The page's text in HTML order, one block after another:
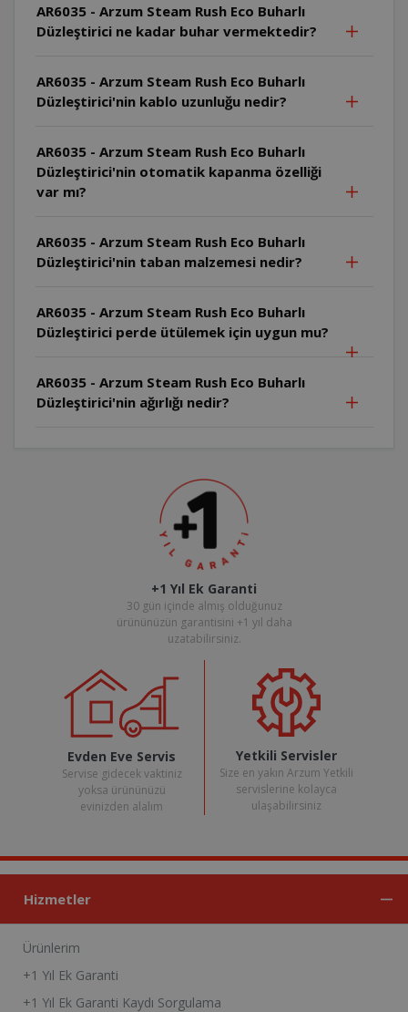
AR6035 - Arzum Steam Rush Eco Buharlı
Düzleştirici ne kadar buhar vermektedir?
AR6035 - Arzum Steam Rush Eco Buharlı
Düzleştirici'nin kablo uzunluğu nedir?
AR6035 - Arzum Steam Rush Eco Buharlı
Düzleştirici'nin otomatik kapanma özelliği
var mı?
AR6035 - Arzum Steam Rush Eco Buharlı
Düzleştirici'nin taban malzemesi nedir?
AR6035 - Arzum Steam Rush Eco Buharlı
Düzleştirici perde ütülemek için uygun mu?
AR6035 - Arzum Steam Rush Eco Buharlı
Düzleştirici'nin ağırlığı nedir?
+1 Yıl Ek Garanti
30 gün içinde almış olduğunuz
ürününüzün garantisini +1 yıl daha
uzatabilirsiniz.
Evden Eve Servis
Servise gidecek vaktiniz
yoksa ürününüzü
evinizden alalım
Yetkili Servisler
Size en yakın Arzum Yetkili
servislerine kolayca
ulaşabilirsiniz
Hizmetler
Ürünlerim
+1 Yıl Ek Garanti
+1 Yıl Ek Garanti Kaydı Sorgulama